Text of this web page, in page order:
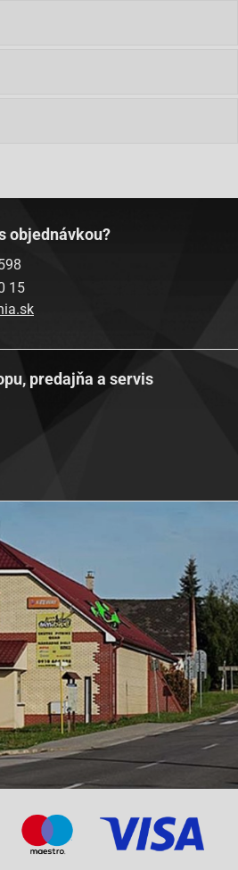
objednávkou?
15
predajňa a servis